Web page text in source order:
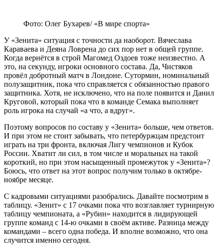
Фото: Олег Бухарев/ «В мире спорта»
У «Зенита» ситуация с точности да наоборот. Вячеслава
Караваева и Деяна Ловрена до сих пор нет в общей группе.
Когда вернётся в строй Магомед Оздоев тоже неизвестно. А
это, на секунду, игроки основного состава. Да, Чистяков
провёл добротный матч в Лондоне. Сутормин, номинальный
полузащитник, пока что справляется с обязанностью правого
защитника. Хотя, не исключено, что на поле появится и Данил
Круговой, который пока что в команде Семака выполняет
роль игрока на случай «а что, а вдруг».
Поэтому вопросов по составу у «Зенита» больше, чем ответов.
И при этом не стоит забывать, что петербуржцам предстоит
играть на три фронта, включая Лигу чемпионов и Кубок
России. Хватит ли сил, в том числе и моральных на такой
короткий, но при этом насыщенный промежуток у «Зенита»?
Боюсь, что ответ на этот вопрос получим только в октябре-
ноябре месяце.
С кадровыми ситуациями разобрались. Давайте посмотрим в
таблицу. «Зенит» с 17 очками пока что возглавляет турнирную
таблицу чемпионата, а «Рубин» находится в лидирующей
группе команд с 14-ю очками в своём активе. Разница между
командами – всего одна победа. И вполне возможно, что она
случится именно сегодня.